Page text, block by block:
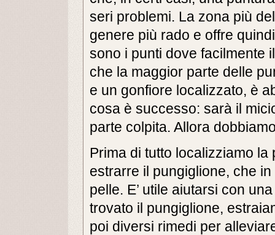
seri problemi. La zona più
genere più rado e offre
sono i punti dove facilmente
che la maggior parte delle
e un gonfiore localizzato, è
cosa è successo: sarà il
parte colpita. Allora
Prima di tutto localizziamo
estrarre il pungiglione, che
pelle. E’ utile aiutarsi con
trovato il pungiglione,
poi diversi rimedi per